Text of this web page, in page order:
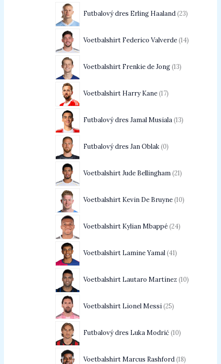
Futbalový dres Erling Haaland 23
Voetbalshirt Federico Valverde 14
Voetbalshirt Frenkie de Jong 13
Voetbalshirt Harry Kane 17
Futbalový dres Jamal Musiala 13
Futbalový dres Jan Oblak 0
Voetbalshirt Jude Bellingham 21
Voetbalshirt Kevin De Bruyne 10
Voetbalshirt Kylian Mbappé 24
Voetbalshirt Lamine Yamal 41
Voetbalshirt Lautaro Martínez 10
Voetbalshirt Lionel Messi 25
Futbalový dres Luka Modrić 10
Voetbalshirt Marcus Rashford 18